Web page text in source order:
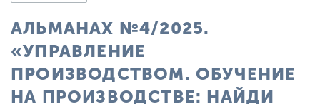
АЛЬМАНАХ №4/2025.
«УПРАВЛЕНИЕ
ПРОИЗВОДСТВОМ. ОБУЧЕНИЕ
НА ПРОИЗВОДСТВЕ: НАЙДИ